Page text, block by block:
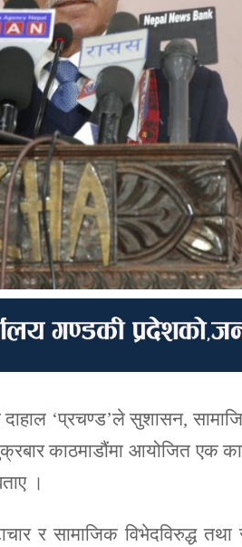
‘प्रचण्ड’ले सुशासन,
काठमाडौंमा आयोजित एक
।
र सामाजिक विभेदविरुद्ध तथा